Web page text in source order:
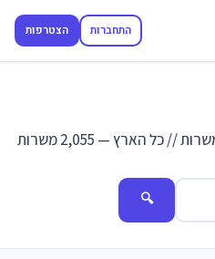
התחברות הצטרפות
🔍 הגעת לתוצאות חיפוש: כל המשרות // כל הארץ — 2,055 משרות
🔍